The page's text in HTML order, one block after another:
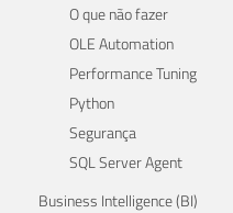
O que não fazer
OLE Automation
Performance Tuning
Python
Segurança
SQL Server Agent
Business Intelligence (BI)